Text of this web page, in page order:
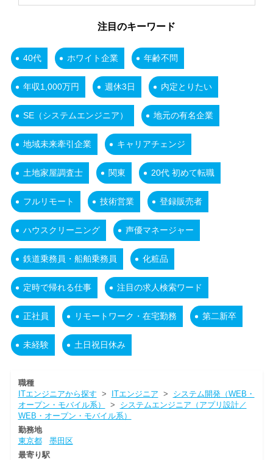
注目のキーワード
40代 ホワイト企業 年齢不問
年収1,000万円 週休3日 内定とりたい
SE（システムエンジニア） 地元の有名企業
地域未来牽引企業 キャリアチェンジ
土地家屋調査士 関東 20代 初めて転職
フルリモート 技術営業 登録販売者
ハウスクリーニング 声優マネージャー
鉄道乗務員・船舶乗務員 化粧品
定時で帰れる仕事 注目の求人検索ワード
正社員 リモートワーク・在宅勤務 第二新卒
未経験 土日祝日休み
職種
ITエンジニアから探す > ITエンジニア > システム開発（WEB・
オープン・モバイル系）
> システムエンジニア（アプリ設計／
WEB・オープン・モバイル系）
勤務地
東京都
墨田区
最寄り駅